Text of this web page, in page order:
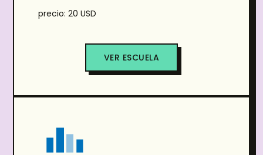
precio: 20 USD
VER ESCUELA